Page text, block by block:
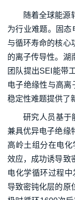
随着全球能源
为行业难题。固态
与循环寿命的核心
的离子传导性。湖
团队提出SEI能带
电子绝缘性与高
稳定性难题提供了
研究人员基于
兼具优异电子绝缘
高岭土组分在电
效应，成功诱导致
电化学循环过程
导致密钝化层的原